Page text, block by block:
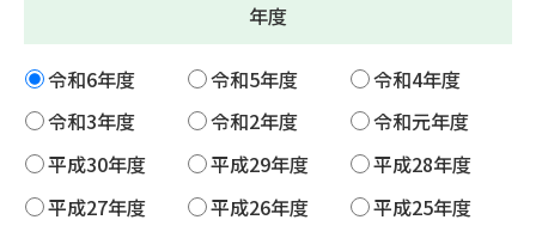
年度
令和6年度 令和5年度
令和4年度
令和3年度
令和2年度
令和元年度
平成30年度
平成29年度
平成28年度
平成27年度
平成26年度
平成25年度